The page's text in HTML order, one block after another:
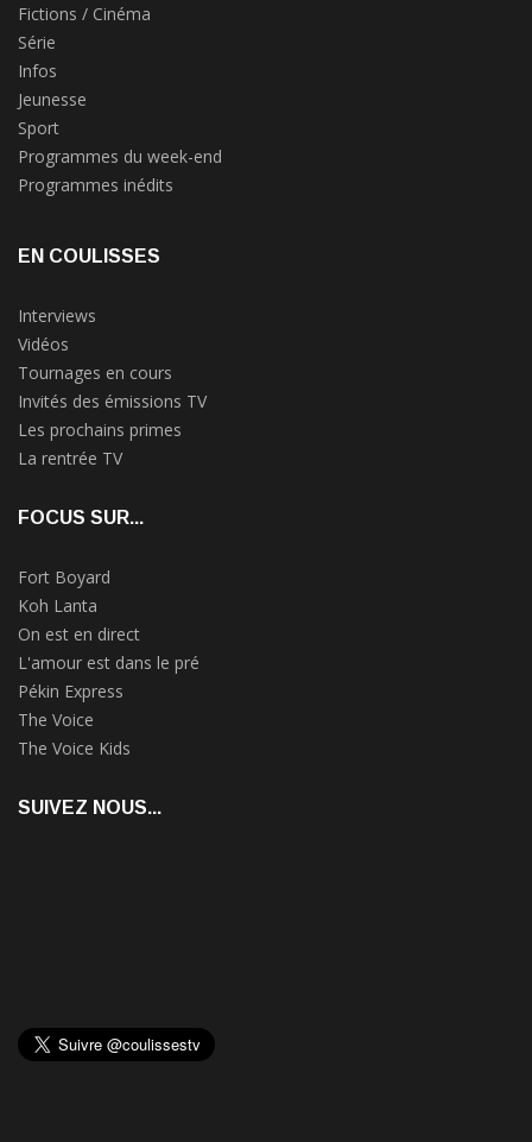
Fictions / Cinéma
Série
Infos
Jeunesse
Sport
Programmes du week-end
Programmes inédits
EN COULISSES
Interviews
Vidéos
Tournages en cours
Invités des émissions TV
Les prochains primes
La rentrée TV
FOCUS SUR...
Fort Boyard
Koh Lanta
On est en direct
L'amour est dans le pré
Pékin Express
The Voice
The Voice Kids
SUIVEZ NOUS...